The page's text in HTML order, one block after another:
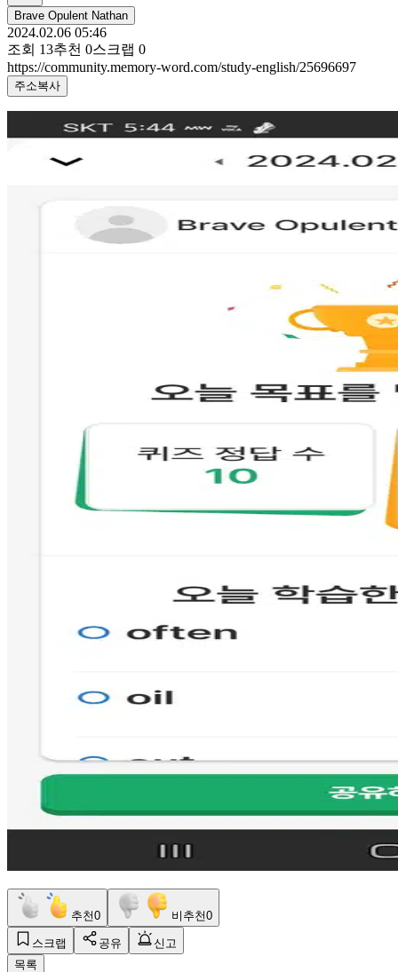
Brave Opulent Nathan
2024.02.06 05:46
조회 13추천 0스크랩 0
https://community.memory-word.com/study-english/25696697
주소복사
추천0 비추천0
스크랩 공유
신고
목록